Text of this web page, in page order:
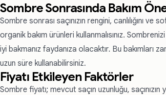
Sombre Sonrasında Bakım
Sombre sonrası saçınızın rengini, canlılığını
organik bakım ürünleri kullanmalısınız.
iyi bakmanız faydanıza olacaktır. Bu bakımları
uzun süre kullanabilirsiniz.
Fiyatı Etkileyen Faktörler
Sombre fiyatı; mevcut saçın uzunluğu,